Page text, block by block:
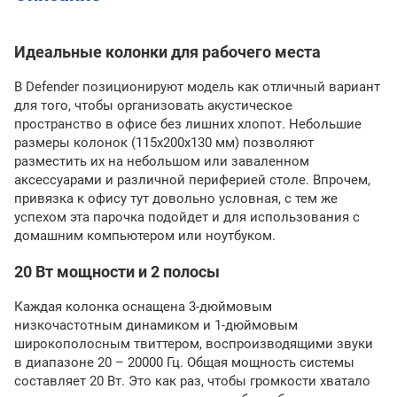
Идеальные колонки для рабочего места
В Defender позиционируют модель как отличный вариант
для того, чтобы организовать акустическое
пространство в офисе без лишних хлопот. Небольшие
размеры колонок (115x200x130 мм) позволяют
разместить их на небольшом или заваленном
аксессуарами и различной периферией столе. Впрочем,
привязка к офису тут довольно условная, с тем же
успехом эта парочка подойдет и для использования с
домашним компьютером или ноутбуком.
20 Вт мощности и 2 полосы
Каждая колонка оснащена 3-дюймовым
низкочастотным динамиком и 1-дюймовым
широкополосным твиттером, воспроизводящими звуки
в диапазоне 20 – 20000 Гц. Общая мощность системы
составляет 20 Вт. Это как раз, чтобы громкости хватало